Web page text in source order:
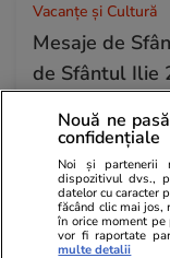
Vacanțe și Cultură
Mesaje de
de Sfântul Ilie
Știri România
Rezultatele
câștigătoare
Nouă ne
confidențiale
Noi și partenerii
dispozitivul dvs.,
datelor cu caracter
făcând clic mai
în orice moment
vor fi raportate
multe detalii